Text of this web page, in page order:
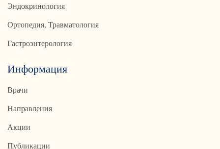
Эндокринология
Ортопедия, Травматология
Гастроэнтерология
Информация
Врачи
Направления
Акции
Публикации